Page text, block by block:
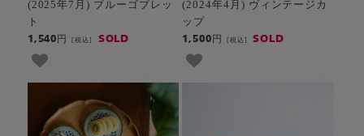
(2025年7月) ブルーゴブレッ
ト
1,540円[税込] SOLD
(2024年4月) ヴィンテージカ
ップ
1,500円 [税込] SOLD